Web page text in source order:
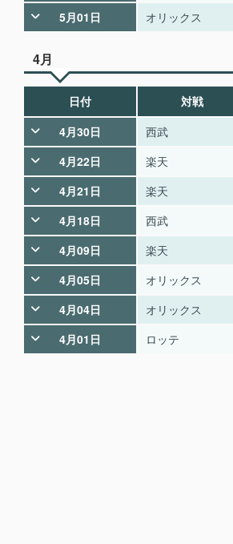
5月01日
オリックス
4月
日付 対戦
4月30日
西武
4月22日
楽天
4月21日
楽天
4月18日
西武
4月09日
楽天
4月05日
オリックス
4月04日
オリックス
4月01日
ロッテ